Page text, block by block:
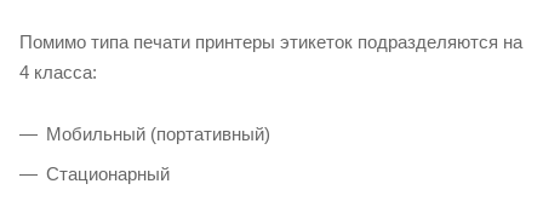
Помимо типа печати принтеры этикеток подразделяются на
4 класса:
Мобильный (портативный)
Стационарный